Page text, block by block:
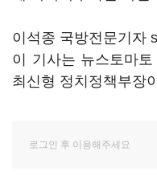
이석종 국방전문기자
이 기사는 뉴스토마
최신형 정치정책부장